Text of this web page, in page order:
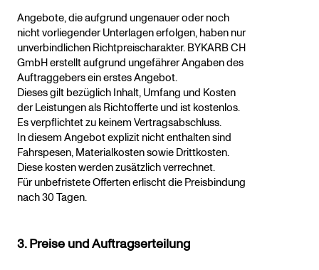
Angebote, die aufgrund ungenauer oder noch
nicht vorliegender Unterlagen erfolgen, haben nur
unverbindlichen Richtpreischarakter. BYKARB CH
GmbH erstellt aufgrund ungefährer Angaben des
Auftraggebers ein erstes Angebot.
Dieses gilt bezüglich Inhalt, Umfang und Kosten
der Leistungen als Richtofferte und ist kostenlos.
Es verpflichtet zu keinem Vertragsabschluss.
In diesem Angebot explizit nicht enthalten sind
Fahrspesen, Materialkosten sowie Drittkosten.
Diese kosten werden zusätzlich verrechnet.
Für unbefristete Offerten erlischt die Preisbindung
nach 30 Tagen.
3. Preise und Auftragserteilung